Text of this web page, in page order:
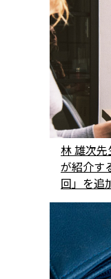
林 雄次
が紹介す
回」を追